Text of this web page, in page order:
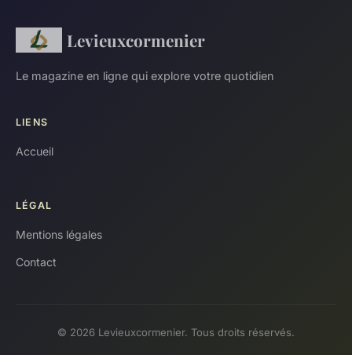
Levieuxcormenier
Le magazine en ligne qui explore votre quotidien
LIENS
Accueil
LÉGAL
Mentions légales
Contact
© 2026 Levieuxcormenier. Tous droits réservés.